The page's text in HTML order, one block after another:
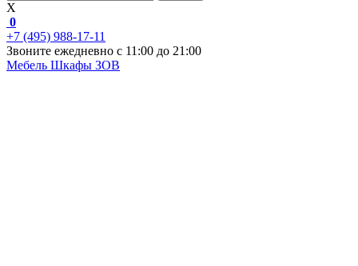
X
0
+7 (495) 988-17-11
Звоните ежедневно с 11:00 до 21:00
Мебель Шкафы ЗОВ